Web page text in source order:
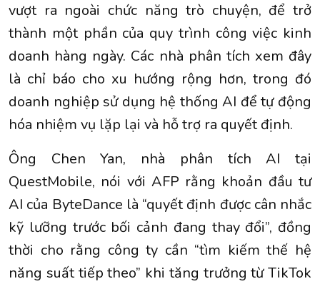
vượt ra ngoài chức năng trò chuyện, để trở
thành một phần của quy trình công việc kinh
doanh hàng ngày. Các nhà phân tích xem đây
là chỉ báo cho xu hướng rộng hơn, trong đó
doanh nghiệp sử dụng hệ thống AI để tự động
hóa nhiệm vụ lặp lại và hỗ trợ ra quyết định.
Ông Chen Yan, nhà phân tích AI tại
QuestMobile, nói với AFP rằng khoản đầu tư
AI của ByteDance là “quyết định được cân nhắc
kỹ lưỡng trước bối cảnh đang thay đổi”, đồng
thời cho rằng công ty cần “tìm kiếm thế hệ
năng suất tiếp theo” khi tăng trưởng từ TikTok